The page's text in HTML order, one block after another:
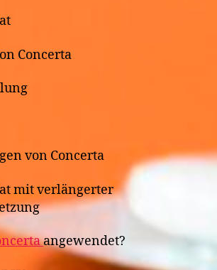
Concerta
von Concerta
mit verlängerter
angewendet?